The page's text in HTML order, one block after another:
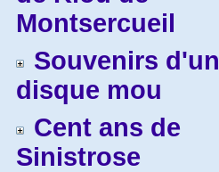
Montsercueil
Souvenirs d'un
disque mou
Cent ans de
Sinistrose